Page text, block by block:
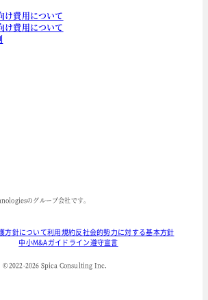
け費用について
け費用について
のグループ会社です。
方針について利用規約反社会的勢力に対する基本方針
中小M&Aガイドライン遵守宣言
© 2022-2026 Spica Consulting Inc.